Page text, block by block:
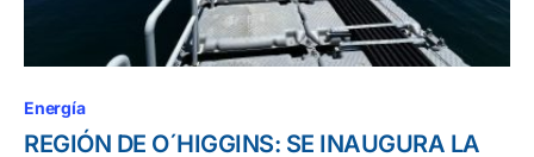
Energía
REGIÓN DE O´HIGGINS: SE INAUGURA LA